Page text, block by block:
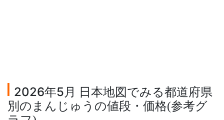
2026年5月 日本地図でみる都道府県
別のまんじゅうの値段・価格(参考グ